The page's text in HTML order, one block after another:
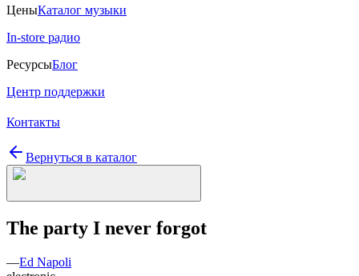
ЦеныКаталог музыки
In-store радио
РесурсыБлог
Центр поддержки
Контакты
Вернуться в каталог
The party I never forgot
—Ed Napoli